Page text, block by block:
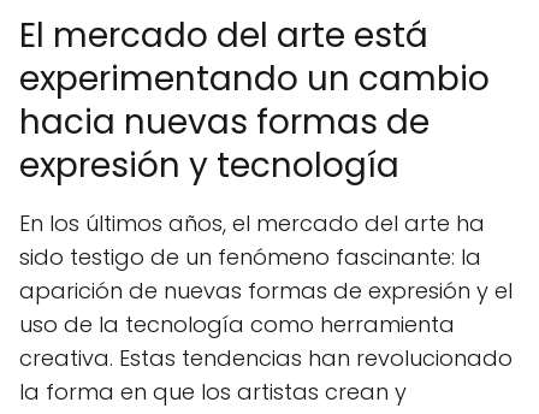
El mercado del arte está
experimentando un cambio
hacia nuevas formas de
expresión y tecnología
En los últimos años, el mercado del arte ha
sido testigo de un fenómeno fascinante: la
aparición de nuevas formas de expresión y el
uso de la tecnología como herramienta
creativa. Estas tendencias han revolucionado
la forma en que los artistas crean y